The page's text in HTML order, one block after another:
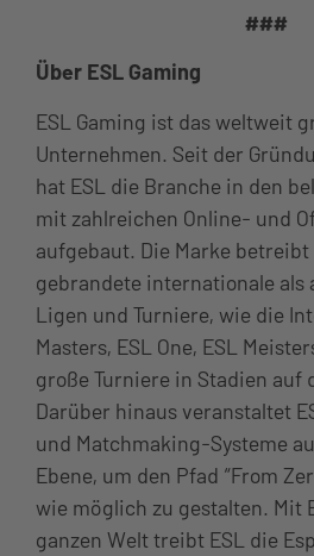
###
Über ESL Gaming
ESL Gaming ist das weltweit
Unternehmen. Seit der
hat ESL die Branche in den
mit zahlreichen Online- und
aufgebaut. Die Marke
gebrandete internationale als
Ligen und Turniere, wie die
Masters, ESL One, ESL
große Turniere in Stadien auf
Darüber hinaus veranstaltet
und Matchmaking-Systeme
Ebene, um den Pfad “From
wie möglich zu gestalten. Mit
ganzen Welt treibt ESL die